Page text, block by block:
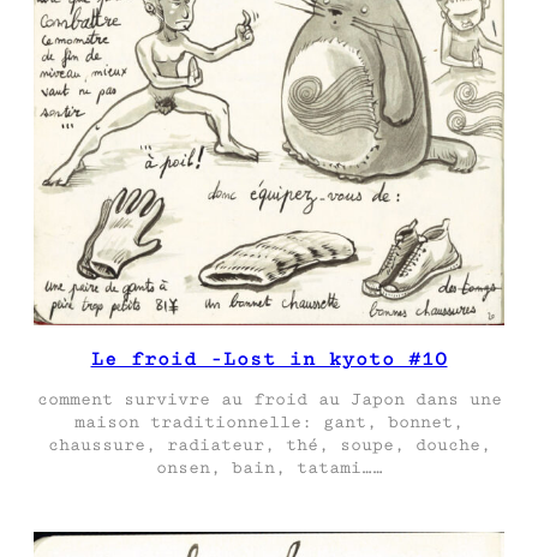
Le froid -Lost in kyoto #10
comment survivre au froid au Japon dans une
maison traditionnelle: gant, bonnet,
chaussure, radiateur, thé, soupe, douche,
onsen, bain, tatami……